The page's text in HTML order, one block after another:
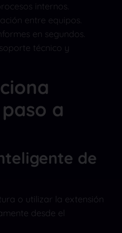
internos.
entre equipos.
en segundos.
técnico y
a
de
o utilizar la extensión
desde el